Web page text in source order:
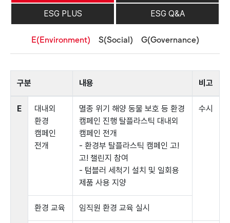
ESG PLUS ESG Q&A
E(Environment) S(Social) G(Governance)
구분 내용 비고
E
대내외
환경
캠페인
전개
멸종 위기 해양 동물 보호 등 환경
캠페인 진행 탈플라스틱 대내외
캠페인 전개
- 환경부 탈플라스틱 캠페인 고!
고! 챌린지 참여
- 텀블러 세척기 설치 및 일회용
제품 사용 지양
수시
환경 교육 임직원 환경 교육 실시